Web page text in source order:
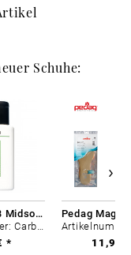
Schuhe:
CARBON LAB Midsole Cleaner
Artikelnummer: Carbon-0
*
11,99